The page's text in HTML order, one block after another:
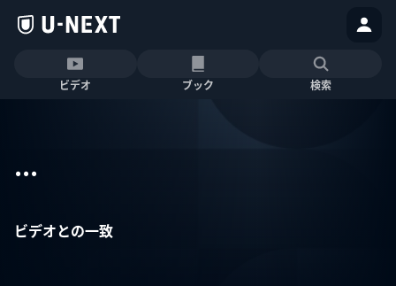
ビデオ ブック 検索
...
ビデオとの一致